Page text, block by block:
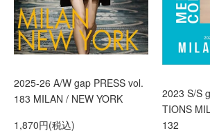
2025-26 A/W gap PRESS vol.
183 MILAN / NEW YORK
1,870円(税込)
2023 S/S
TIONS
132